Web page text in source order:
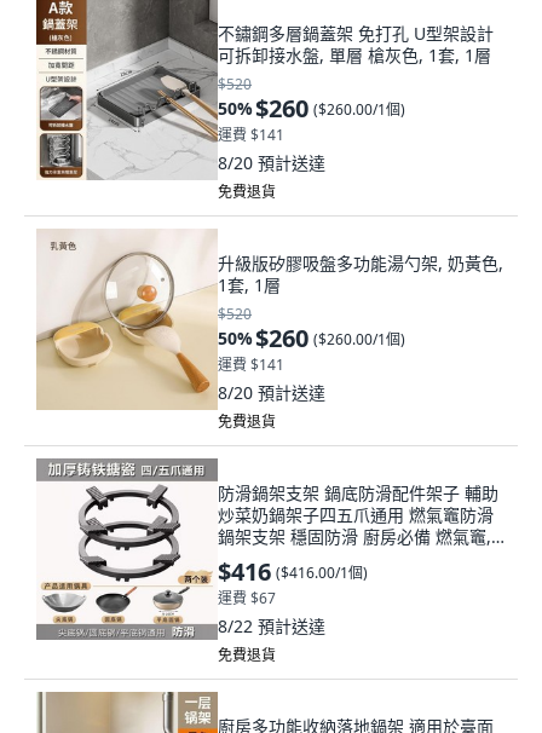
不鏽鋼多層鍋蓋架 免打孔 U型架設計
可拆卸接水盤, 單層 槍灰色, 1套, 1層
$520
50%$260 ($260.00/1個)
運費 $141
8/20 預計送達
免費退貨
升級版矽膠吸盤多功能湯勺架, 奶黃色,
1套, 1層
$520
50%$260 ($260.00/1個)
運費 $141
8/20 預計送達
免費退貨
防滑鍋架支架 鍋底防滑配件架子 輔助
炒菜奶鍋架子四五爪通用 燃氣竈防滑
鍋架支架 穩固防滑 廚房必備 燃氣竈, 1
個, 鑄鐵加厚搪瓷一體 炒鍋用 2個
$416 ($416.00/1個)
運費 $67
8/22 預計送達
免費退貨
廚房多功能收納落地鍋架 適用於臺面